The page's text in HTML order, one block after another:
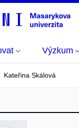
Výzkum
Kateřina Skálová